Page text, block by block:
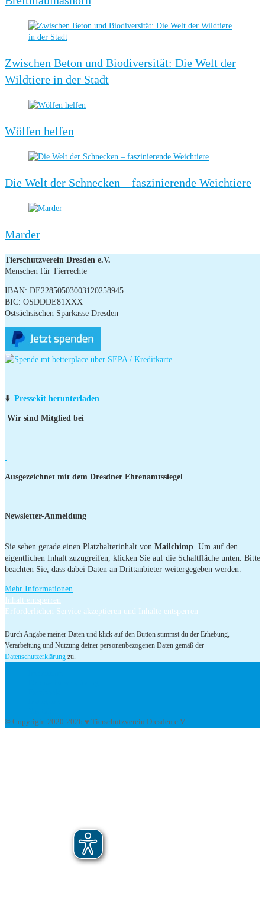
Zwischen Beton und Biodiversität: Die Welt der
Wildtiere in der Stadt
Wölfen helfen
Die Welt der Schnecken – faszinierende Weichtiere
Marder
Tierschutzverein Dresden e.V.
Menschen für Tierrechte
IBAN: DE22850503003120258945
BIC: OSDDDE81XXX
Ostsächsischen Sparkasse Dresden
⬇️ Pressekit herunterladen
Wir sind Mitglied bei
Ausgezeichnet mit dem Dresdner Ehrenamtssiegel
Newsletter-Anmeldung
Sie sehen gerade einen Platzhalterinhalt von Mailchimp. Um auf den
eigentlichen Inhalt zuzugreifen, klicken Sie auf die Schaltfläche unten. Bitte
beachten Sie, dass dabei Daten an Drittanbieter weitergegeben werden.
Mehr Informationen
Inhalt entsperren
Erforderlichen Service akzeptieren und Inhalte entsperren
Durch Angabe meiner Daten und klick auf den Button stimmst du der Erhebung,
Verarbeitung und Nutzung deiner personenbezogenen Daten gemäß der
Datenschutzerklärung zu.
© Copyright 2020-2026 ♥ Tierschutzverein Dresden e.V.